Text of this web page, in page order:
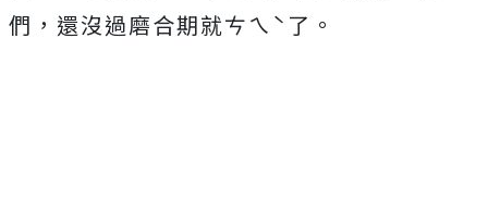
們，還沒過磨合期就ㄘㄟˋ了。